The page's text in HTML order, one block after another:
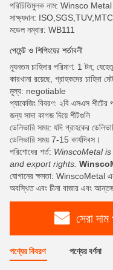
পরিচিতিমুলক নাম: Winsco Metal
সাক্ষ্যদান:
মডেল নম্বার: WB111
পেমেন্ট ও শিপিংয়ের শর্তাবলী
ন্যূনতম চাহিদার পরিমাণ: 1 টন;
কারখানা রয়েছে, গ্রাহকদের চাহিদা
মূল্য: negotiable
প্যাকেজিং বিবরণ: ২বি এসএস শীটের
জন্য সাদা কাগজ দিয়ে শীটগুলি
ডেলিভারি সময়: যদি গ্রাহকের
ডেলিভারি সময় 7-15 কার্যদিবস।
পরিশোধের শর্ত: WinscoMetal
and export rights.
যোগানের ক্ষমতা: WinscoMetal
অবস্থিত এবং চীনা বাজার এবং
সেরা দাম
পণ্যের বিবরণ পণ্যের বর্ণনা